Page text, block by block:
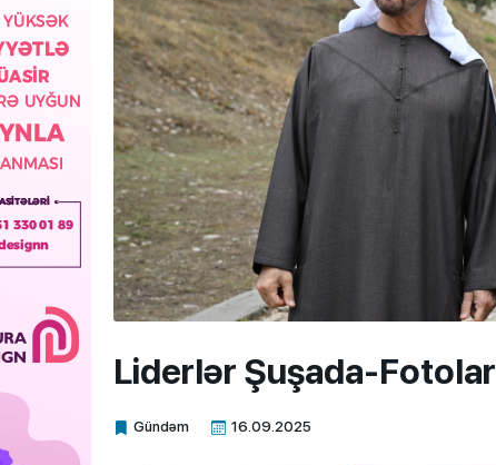
Liderlər Şuşada-Fotolar
Gündəm 16.09.2025
Xalq.Online